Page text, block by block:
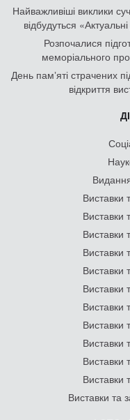
Найважливіші виклики
відбудуться
Розпочалися
меморіального
День памʼяті страчених
відкриття
Виставки
Виставки
Виставки
Виставки
Виставки
Виставки
Виставки
Виставки
Виставки
Виставки
Виставки
Виставки та